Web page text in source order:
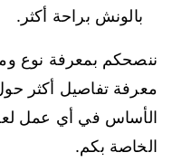
بالونش براحة أكثر.
ننصحكم بمعرفة نوع
معرفة تفاصيل أكثر
الأساس في أي عمل
الخاصة بكم.